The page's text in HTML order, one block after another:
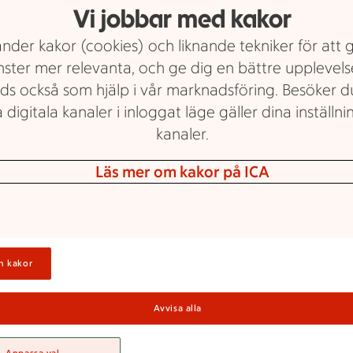
Johannishus
ICA Nära
Johannishus älskar god mat och
Vi jobbar med kakor
kakor (cookies) och liknande tekniker för att
mer relevanta, och ge dig en bättre
också som hjälp i vår marknadsföring. Besöker
digitala kanaler i inloggat läge gäller dina
kanaler.
Läs mer om kakor på ICA
kakor
Avvisa alla